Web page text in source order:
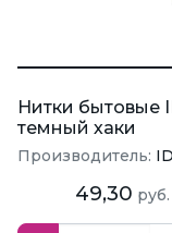
Нитки бытовые
темный хаки
Производитель:
49,30 руб.